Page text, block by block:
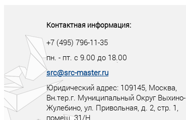
Контактная информация:
+7 (495) 796-11-35
пн. - пт. с 9.00 до 18.00
src@src-master.ru
Юридический адрес: 109145, Москва,
Вн.тер.г. Муниципальный Округ Выхино-
Жулебино, ул. Привольная, д. 2, стр. 1,
помещ. 31/Н